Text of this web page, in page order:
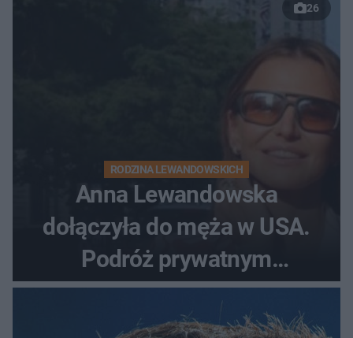
26
RODZINA LEWANDOWSKICH
Anna Lewandowska
dołączyła do męża w USA.
Podróż prywatnym
odrzutowcem to dopiero
początek!